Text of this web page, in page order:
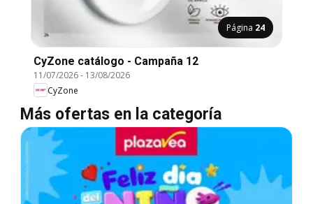
Página 24
CyZone catálogo - Campaña 12
11/07/2026- 13/08/2026
CyZone
Más ofertas en la categoría